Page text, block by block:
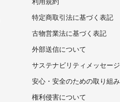
特定商取引法に基づく表記
古物営業法に基づく表記
外部送信について
サステナビリティメッセージ
安心・安全のための取り組み
権利侵害について